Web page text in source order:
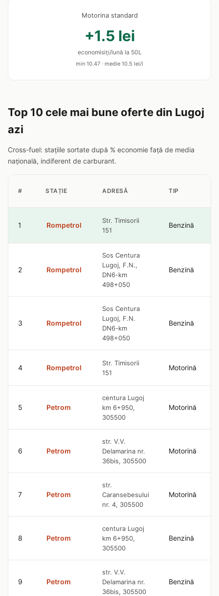
Motorina standard
+1.5 lei
economisiți/lună la 50L
min 10.47 · medie 10.5 lei/l
Top 10 cele mai bune oferte din Lugoj
azi
Cross-fuel: stațiile sortate după % economie față de media
națională, indiferent de carburant.
# STAȚIE ADRESĂ TIP
1 Rompetrol
Str. Timisorii
151
Benzină
2 Rompetrol
Sos Centura
Lugoj, F.N.,
DN6-km
498+050
Benzină
3 Rompetrol
Sos Centura
Lugoj, F.N.
DN6-km
498+050
Benzină
4 Rompetrol
Str. Timisorii
151
Motorină
5 Petrom
centura Lugoj
km 6+950,
305500
Motorină
6 Petrom
str. V.V.
Delamarina nr.
36bis, 305500
Motorină
7 Petrom
str.
Caransebesului
nr. 4, 305500
Motorină
8 Petrom
centura Lugoj
km 6+950,
305500
Benzină
9 Petrom
str. V.V.
Delamarina nr.
36bis, 305500
Benzină